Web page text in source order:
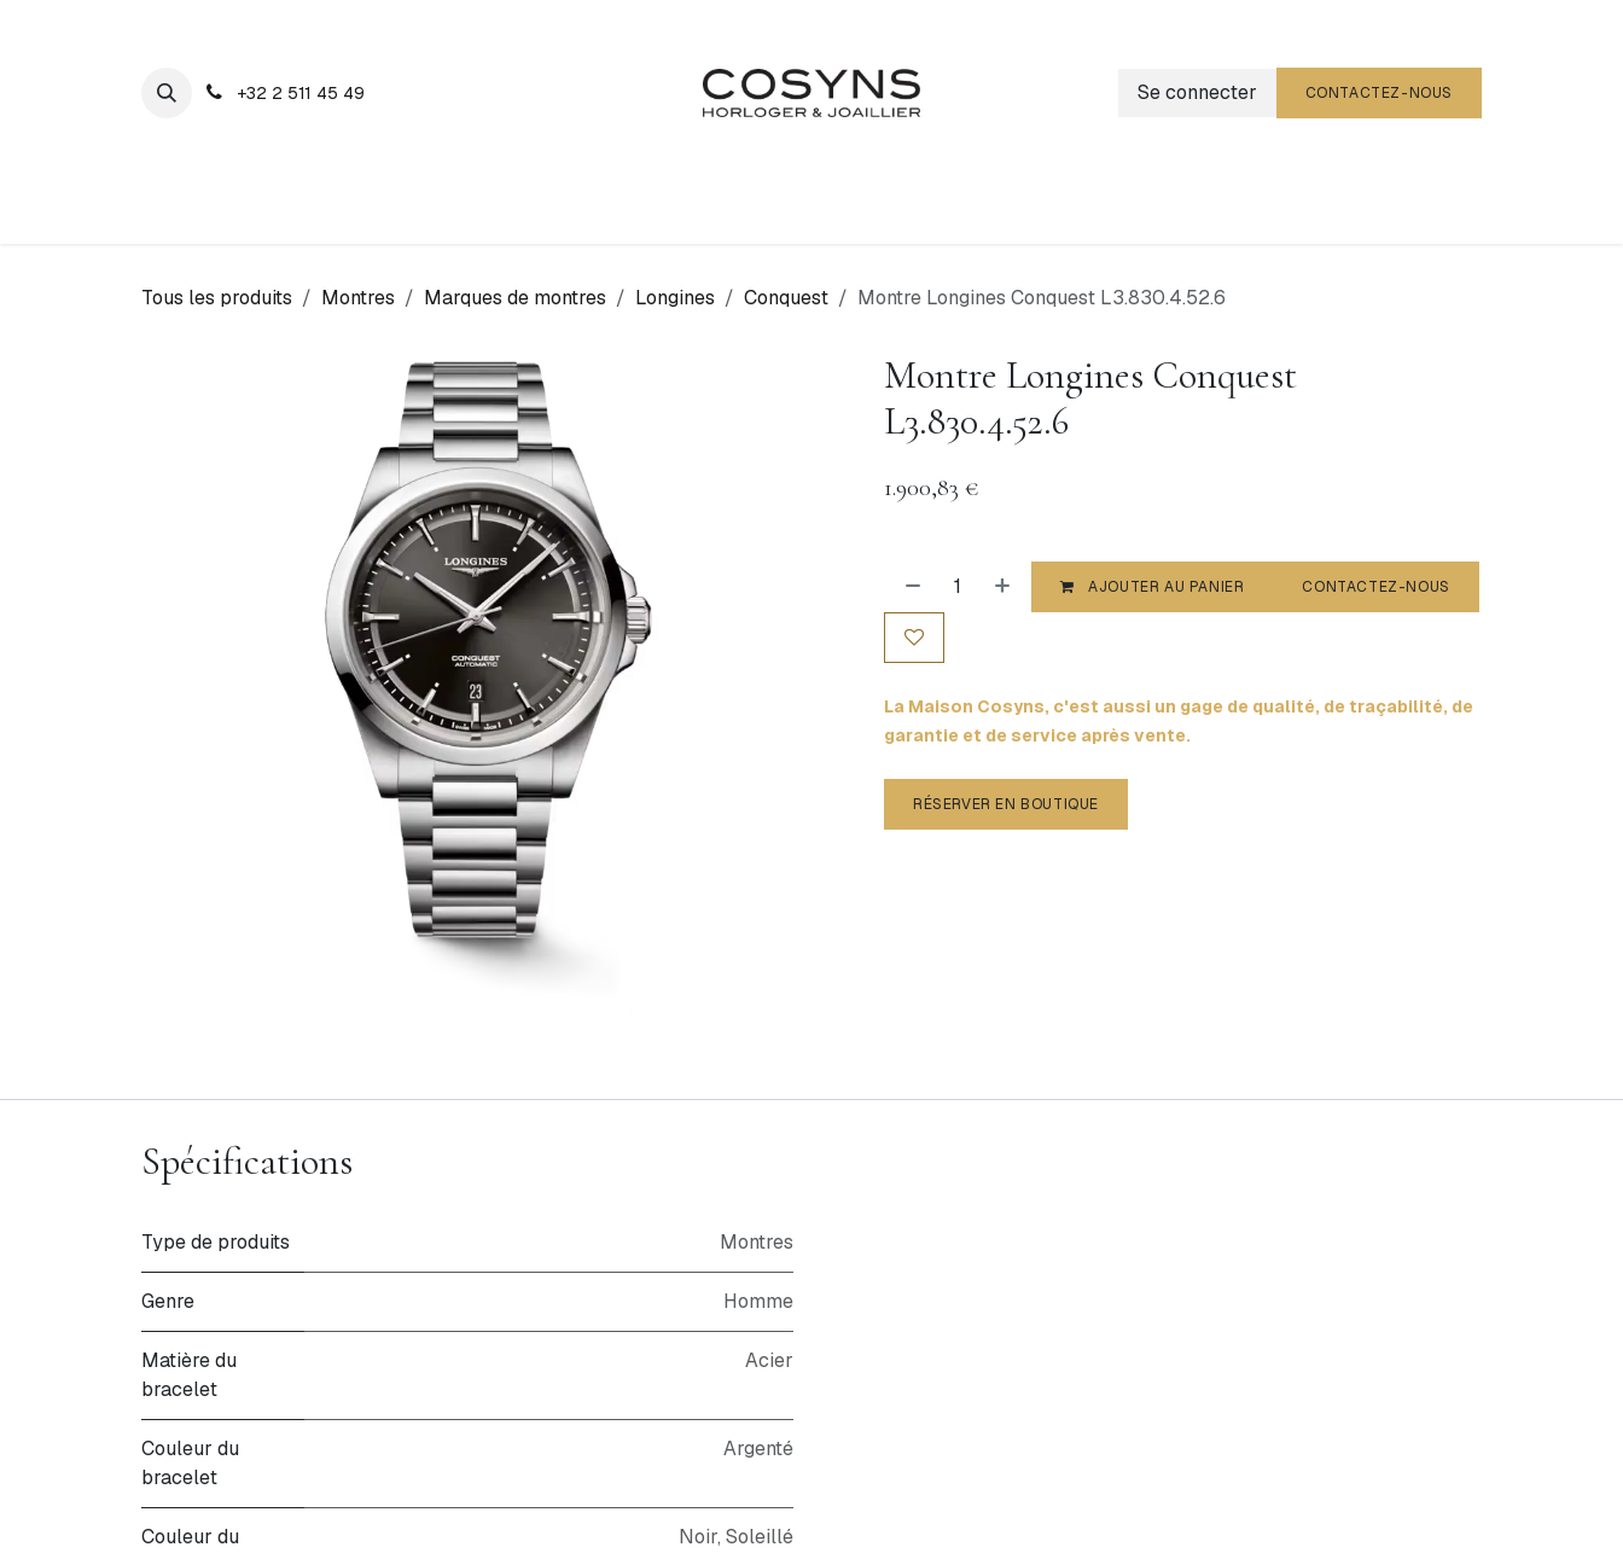
+32 2 511 45 49 Se connecter CONTACTEZ-NOUS
Tous les produits Montres Marques de montres Longines Conquest Montre Longines Conquest L3.830.4.52.6
Montre Longines Conquest
L3.830.4.52.6
1.900,83 €
AJOUTER AU PANIER CONTACTEZ-NOUS
La Maison Cosyns, c'est aussi un gage de qualité, de traçabilité, de
garantie et de service après vente.
RÉSERVER EN BOUTIQUE
Spécifications
Type de produits Montres
Genre Homme
Matière du
bracelet
Acier
Couleur du
bracelet
Argenté
Couleur du
Noir, Soleillé